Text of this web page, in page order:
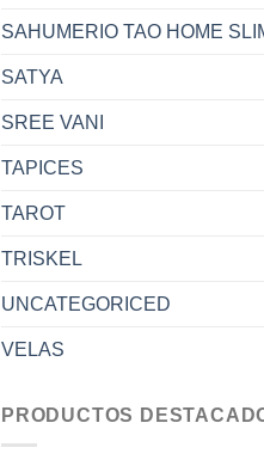
SAHUMERIO TAO HOME
SATYA
SREE VANI
TAPICES
TAROT
TRISKEL
UNCATEGORICED
VELAS
PRODUCTOS